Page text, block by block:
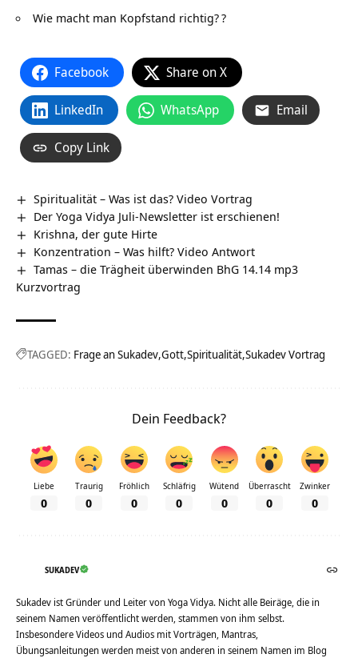
Wie macht man Kopfstand richtig??
Facebook Share on X
LinkedIn WhatsApp Email
Copy Link
Spiritualität – Was ist das? Video Vortrag
Der Yoga Vidya Juli-Newsletter ist erschienen!
Krishna, der gute Hirte
Konzentration – Was hilft? Video Antwort
Tamas – die Trägheit überwinden BhG 14.14 mp3
Kurzvortrag
TAGGED: Frage an Sukadev Gott Spiritualität Sukadev Vortrag
Dein Feedback?
Liebe
0
Traurig
0
Fröhlich
0
Schläfrig
0
Wütend
0
Überrascht
0
Zwinker
0
SUKADEV
Sukadev ist Gründer und Leiter von Yoga Vidya. Nicht alle Beiräge, die in
seinem Namen veröffentlicht werden, stammen von ihm selbst.
Insbesondere Videos und Audios mit Vorträgen, Mantras,
Übungsanleitungen werden meist von anderen in seinem Namen im Blog